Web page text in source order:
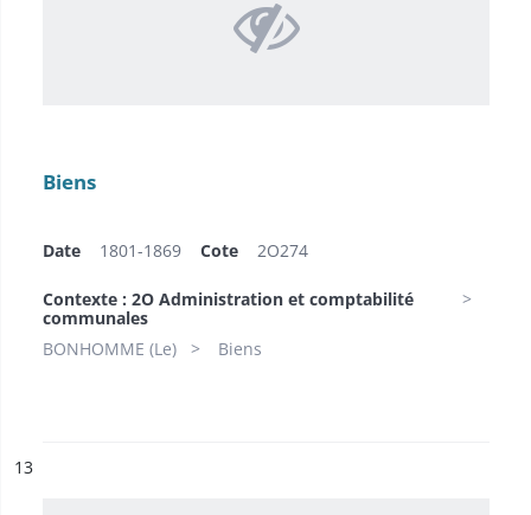
Biens
Date 1801-1869 Cote 2O274
Contexte : 2O Administration et comptabilité
communales
BONHOMME (Le)
Biens
n°
13